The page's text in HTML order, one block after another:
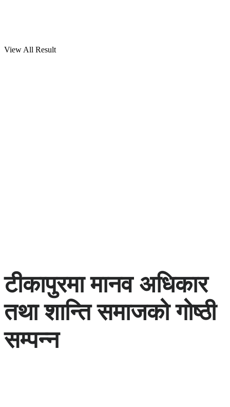
View All Result
टीकापुरमा मानव अधिकार
तथा शान्ति समाजको गोष्ठी
सम्पन्न